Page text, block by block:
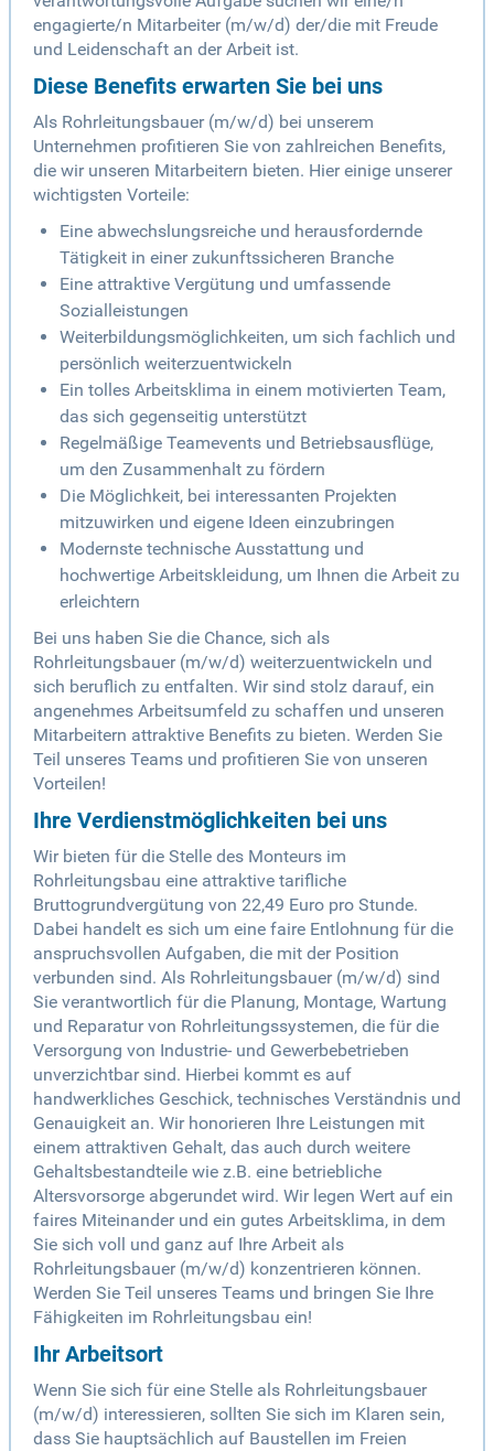
engagierte/n Mitarbeiter (m/w/d) der/die mit Freude
und Leidenschaft an der Arbeit ist.
Diese Benefits erwarten Sie bei uns
Als Rohrleitungsbauer (m/w/d) bei unserem
Unternehmen profitieren Sie von zahlreichen Benefits,
die wir unseren Mitarbeitern bieten. Hier einige unserer
wichtigsten Vorteile:
Eine abwechslungsreiche und herausfordernde
Tätigkeit in einer zukunftssicheren Branche
Eine attraktive Vergütung und umfassende
Sozialleistungen
Weiterbildungsmöglichkeiten, um sich fachlich und
persönlich weiterzuentwickeln
Ein tolles Arbeitsklima in einem motivierten Team,
das sich gegenseitig unterstützt
Regelmäßige Teamevents und Betriebsausflüge,
um den Zusammenhalt zu fördern
Die Möglichkeit, bei interessanten Projekten
mitzuwirken und eigene Ideen einzubringen
Modernste technische Ausstattung und
hochwertige Arbeitskleidung, um Ihnen die Arbeit zu
erleichtern
Bei uns haben Sie die Chance, sich als
Rohrleitungsbauer (m/w/d) weiterzuentwickeln und
sich beruflich zu entfalten. Wir sind stolz darauf, ein
angenehmes Arbeitsumfeld zu schaffen und unseren
Mitarbeitern attraktive Benefits zu bieten. Werden Sie
Teil unseres Teams und profitieren Sie von unseren
Vorteilen!
Ihre Verdienstmöglichkeiten bei uns
Wir bieten für die Stelle des Monteurs im
Rohrleitungsbau eine attraktive tarifliche
Bruttogrundvergütung von 22,49 Euro pro Stunde.
Dabei handelt es sich um eine faire Entlohnung für die
anspruchsvollen Aufgaben, die mit der Position
verbunden sind. Als Rohrleitungsbauer (m/w/d) sind
Sie verantwortlich für die Planung, Montage, Wartung
und Reparatur von Rohrleitungssystemen, die für die
Versorgung von Industrie- und Gewerbebetrieben
unverzichtbar sind. Hierbei kommt es auf
handwerkliches Geschick, technisches Verständnis und
Genauigkeit an. Wir honorieren Ihre Leistungen mit
einem attraktiven Gehalt, das auch durch weitere
Gehaltsbestandteile wie z.B. eine betriebliche
Altersvorsorge abgerundet wird. Wir legen Wert auf ein
faires Miteinander und ein gutes Arbeitsklima, in dem
Sie sich voll und ganz auf Ihre Arbeit als
Rohrleitungsbauer (m/w/d) konzentrieren können.
Werden Sie Teil unseres Teams und bringen Sie Ihre
Fähigkeiten im Rohrleitungsbau ein!
Ihr Arbeitsort
Wenn Sie sich für eine Stelle als Rohrleitungsbauer
(m/w/d) interessieren, sollten Sie sich im Klaren sein,
dass Sie hauptsächlich auf Baustellen im Freien